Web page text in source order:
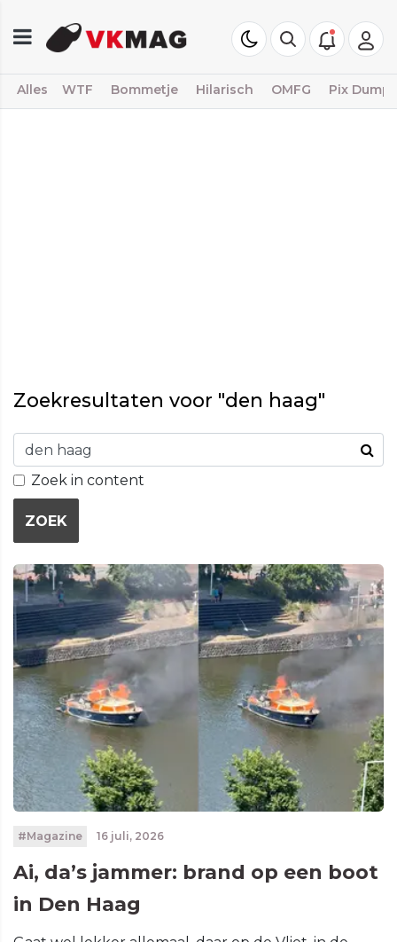
Alles WTF Bommetje Hilarisch OMFG Pix Dump
Zoekresultaten voor "den haag"
Zoek in content
ZOEK
#Magazine 16 juli, 2026
Ai, da’s jammer: brand op een boot
in Den Haag